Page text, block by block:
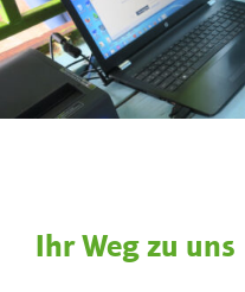
Ihr Weg zu uns